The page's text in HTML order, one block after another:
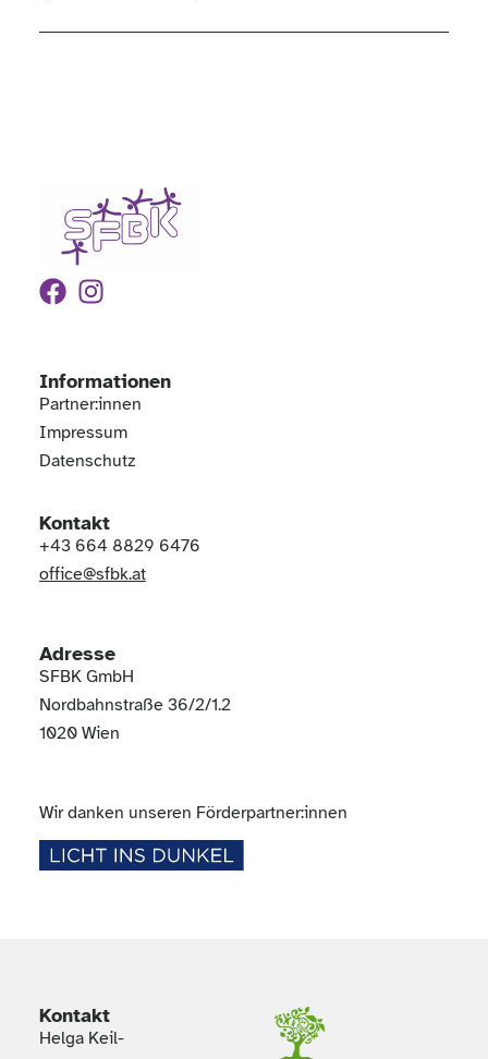
Informationen
Partner:innen
Impressum
Datenschutz
Kontakt
+43 664 8829 6476
office@sfbk.at
Adresse
SFBK GmbH
Nordbahnstraße 36/2/1.2
1020 Wien
Wir danken unseren Förderpartner:innen
Kontakt
Helga Keil-